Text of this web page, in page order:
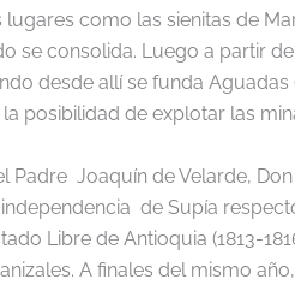
como las sienitas de
se consolida. Luego a partir
desde allí se funda Aguadas
posibilidad de explotar las
Joaquín de Velarde,
de Supía
Libre de Antioquia (1813-
A finales del mismo